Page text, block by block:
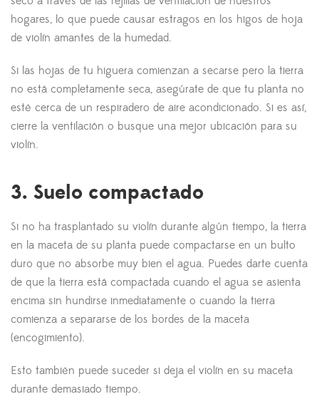
hogares, lo que puede causar estragos en los higos de hoja
de violín amantes de la humedad.
Si las hojas de tu higuera comienzan a secarse pero la tierra
no está completamente seca, asegúrate de que tu planta no
esté cerca de un respiradero de aire acondicionado. Si es así,
cierre la ventilación o busque una mejor ubicación para su
violín.
3. Suelo compactado
Si no ha trasplantado su violín durante algún tiempo, la tierra
en la maceta de su planta puede compactarse en un bulto
duro que no absorbe muy bien el agua. Puedes darte cuenta
de que la tierra está compactada cuando el agua se asienta
encima sin hundirse inmediatamente o cuando la tierra
comienza a separarse de los bordes de la maceta
(encogimiento).
Esto también puede suceder si deja el violín en su maceta
durante demasiado tiempo.